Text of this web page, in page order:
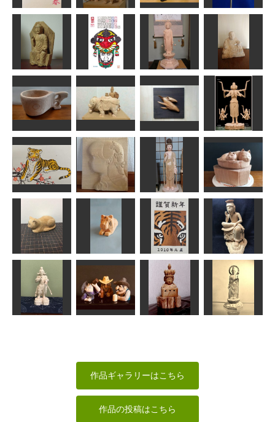
年賀状「寅」3
道刃物★所蔵参考
作品
文殊菩薩、普
賢菩薩
なんぺい
ペンギンの赤
ちゃん：巨大
な赤ちゃん
LOVEクラフト
稚児観音「か
のん：散華」
釈迦如来倚像
2016年2月 版
画カレンダ
阿弥陀如来立
像（浄土真宗
お東）
日蓮上人
アラン
ククサ風カッ
プ
ゆ‐ちゃん
象
なんぺい
ザトウクジラ
の親子
矢野っち
阿修羅像
shadow
年賀状「寅」7
道刃物★所蔵参考
作品
少女 菩薩立像
かっちゃん
なべ猫
N（エヌ）
香箱猫
波間
寅
合之内麻呂
年賀状「寅」
１
道刃物★所蔵参考
作品
弥勒菩薩
俊造
酔いどれ3人衆
MINI
十一面観頭部
作品ギャラリーはこちら
作品の投稿はこちら